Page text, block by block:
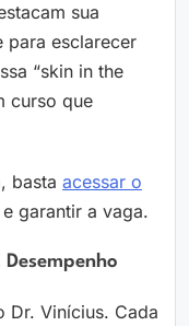
sua
para esclarecer
“skin in the
curso que
basta acessar o
e garantir a vaga.
Dr. Vinícius. Cada